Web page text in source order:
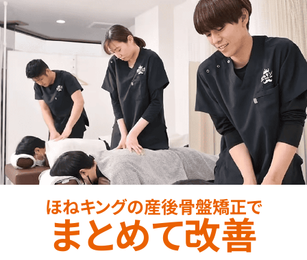
ほねキングの産後骨盤矯正で
まとめて改善